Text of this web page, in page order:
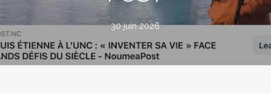
30 juin 2026